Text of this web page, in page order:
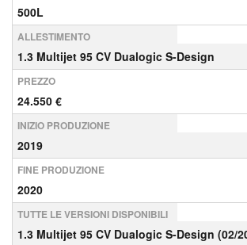
500L
ALLESTIMENTO
1.3 Multijet 95 CV Dualogic S-Design
PREZZO
24.550 €
INIZIO PRODUZIONE
2019
FINE PRODUZIONE
2020
TUTTE LE VERSIONI DISPONIBILI
1.3 Multijet 95 CV Dualogic S-Design (02/